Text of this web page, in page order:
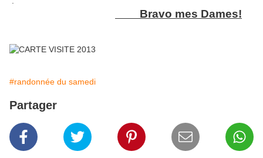
Bravo mes Dames!
#randonnée du samedi
Partager